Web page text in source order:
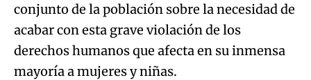
conjunto de la población sobre la necesidad de
acabar con esta grave violación de los
derechos humanos que afecta en su inmensa
mayoría a mujeres y niñas.